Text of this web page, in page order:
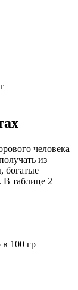
человека
из
богатые
В таблице 2
в 100 гр